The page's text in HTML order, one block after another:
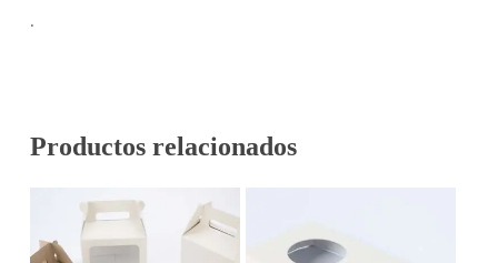
.
Productos relacionados